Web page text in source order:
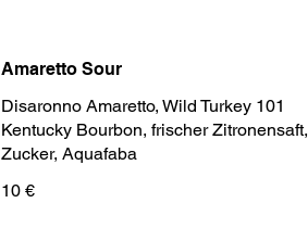
Amaretto Sour
Disaronno Amaretto, Wild Turkey 101
Kentucky Bourbon, frischer Zitronensaft,
Zucker, Aquafaba
10 €